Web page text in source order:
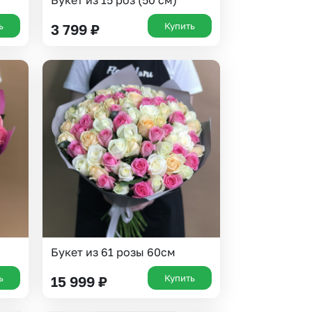
3 799 ₽ Купить
Букет из 61 розы 60см
15 999 ₽ Купить